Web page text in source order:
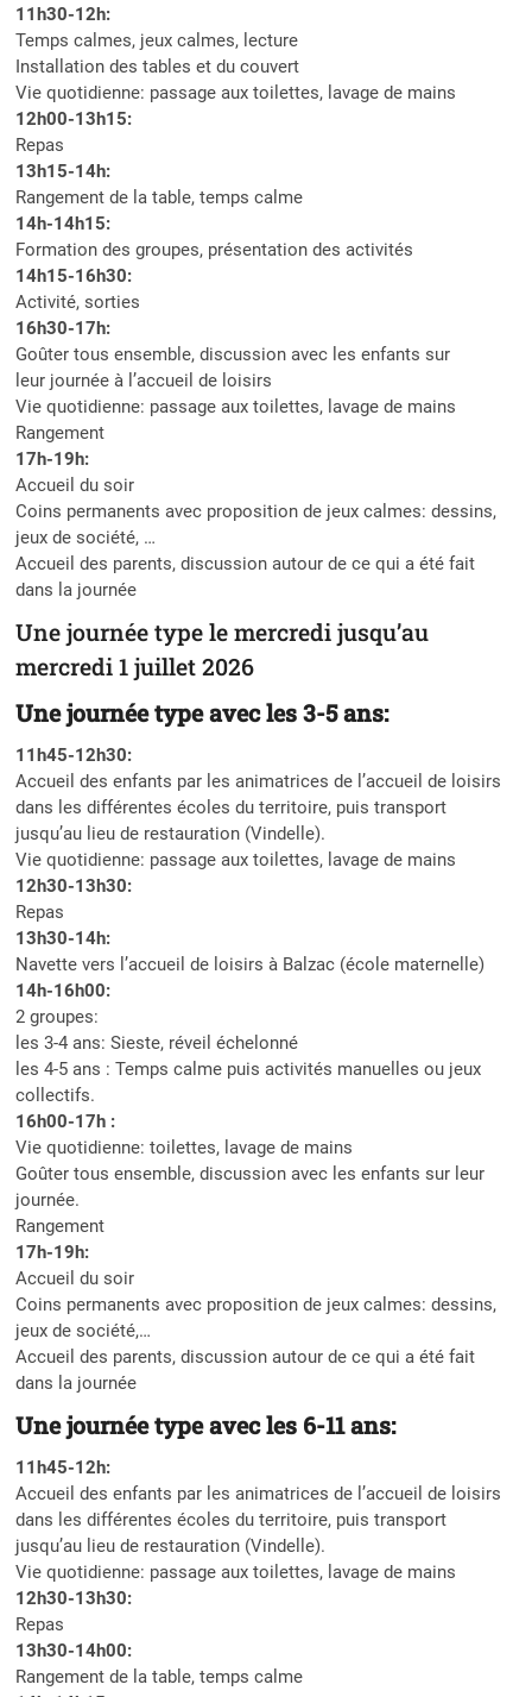
11h30-12h:
Temps calmes, jeux calmes, lecture
Installation des tables et du couvert
Vie quotidienne: passage aux toilettes, lavage de mains
12h00-13h15:
Repas
13h15-14h:
Rangement de la table, temps calme
14h-14h15:
Formation des groupes, présentation des activités
14h15-16h30:
Activité, sorties
16h30-17h:
Goûter tous ensemble, discussion avec les enfants sur
leur journée à l’accueil de loisirs
Vie quotidienne: passage aux toilettes, lavage de mains
Rangement
17h-19h:
Accueil du soir
Coins permanents avec proposition de jeux calmes: dessins,
jeux de société, …
Accueil des parents, discussion autour de ce qui a été fait
dans la journée
Une journée type le mercredi jusqu’au
mercredi 1 juillet 2026
Une journée type avec les 3-5 ans:
11h45-12h30:
Accueil des enfants par les animatrices de l’accueil de loisirs
dans les différentes écoles du territoire, puis transport
jusqu’au lieu de restauration (Vindelle).
Vie quotidienne: passage aux toilettes, lavage de mains
12h30-13h30:
Repas
13h30-14h:
Navette vers l’accueil de loisirs à Balzac (école maternelle)
14h-16h00:
2 groupes:
les 3-4 ans: Sieste, réveil échelonné
les 4-5 ans : Temps calme puis activités manuelles ou jeux
collectifs.
16h00-17h :
Vie quotidienne: toilettes, lavage de mains
Goûter tous ensemble, discussion avec les enfants sur leur
journée.
Rangement
17h-19h:
Accueil du soir
Coins permanents avec proposition de jeux calmes: dessins,
jeux de société,…
Accueil des parents, discussion autour de ce qui a été fait
dans la journée
Une journée type avec les 6-11 ans:
11h45-12h:
Accueil des enfants par les animatrices de l’accueil de loisirs
dans les différentes écoles du territoire, puis transport
jusqu’au lieu de restauration (Vindelle).
Vie quotidienne: passage aux toilettes, lavage de mains
12h30-13h30:
Repas
13h30-14h00:
Rangement de la table, temps calme